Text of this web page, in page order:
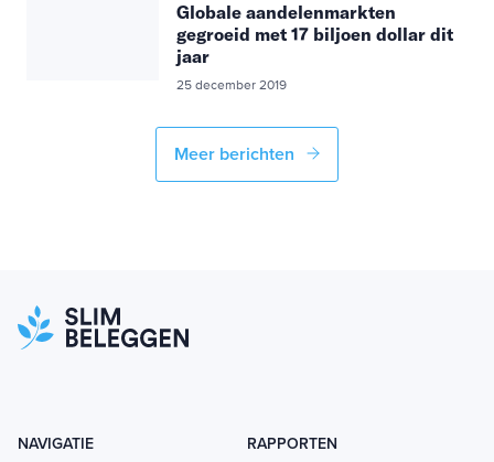
Globale aandelenmarkten
gegroeid met 17 biljoen dollar dit
jaar
25 december 2019
Meer berichten
NAVIGATIE RAPPORTEN